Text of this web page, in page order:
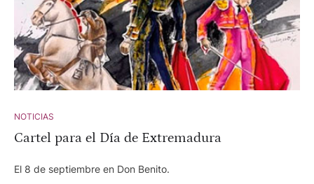
Soro.
NOTICIAS
Cartel para el Día de Extremadura
El 8 de septiembre en Don Benito.